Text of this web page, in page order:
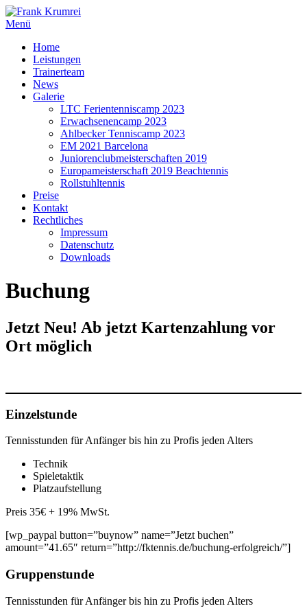
Zum
Inhalt
Menü
Home
Leistungen
Trainerteam
News
Galerie
LTC Ferientenniscamp 2023
Erwachsenencamp 2023
Ahlbecker Tenniscamp 2023
EM 2021 Barcelona
Juniorenclubmeisterschaften 2019
Europameisterschaft 2019 Beachtennis
Rollstuhltennis
Preise
Kontakt
Rechtliches
Impressum
Datenschutz
Downloads
Buchung
Jetzt Neu! Ab jetzt Kartenzahlung vor
Ort möglich
Einzelstunde
Tennisstunden für Anfänger bis hin zu Profis jeden Alters
Technik
Spieletaktik
Platzaufstellung
Preis 35€ + 19% MwSt.
[wp_paypal button=”buynow” name=”Jetzt buchen”
amount=”41.65″ return=”http://fktennis.de/buchung-erfolgreich/”]
Gruppenstunde
Tennisstunden für Anfänger bis hin zu Profis jeden Alters